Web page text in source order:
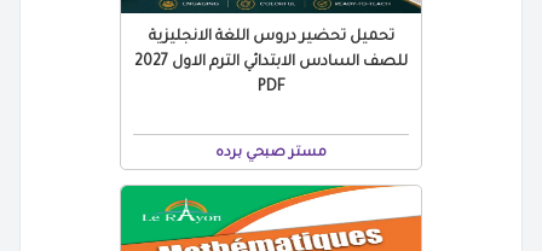
تحميل تحضير دروس اللغة الانجليزية
للصف السادس الابتدائي الترم الاول 2027
PDF
مستر صبحي برده